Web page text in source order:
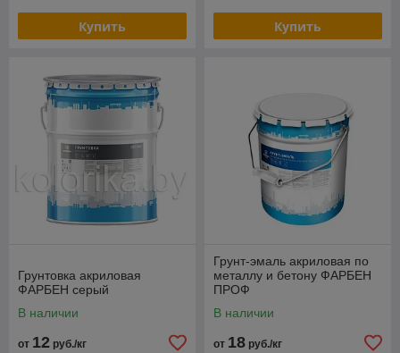
Купить Купить
Грунтовка акриловая
ФАРБЕН серый
В наличии
от 12 руб./кг
Грунт-эмаль акриловая по
металлу и бетону ФАРБЕН
ПРОФ
В наличии
от 18 руб./кг